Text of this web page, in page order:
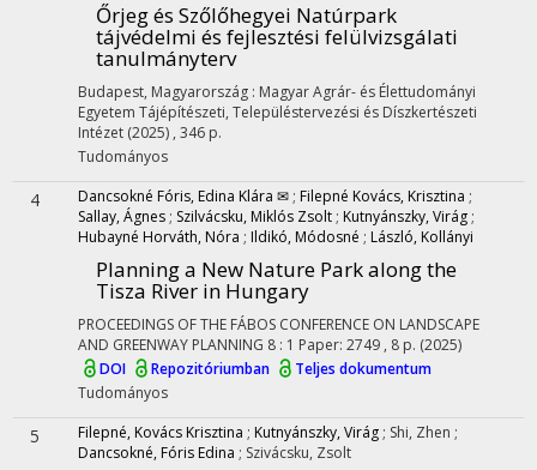
Őrjeg és Szőlőhegyei Natúrpark
tájvédelmi és fejlesztési felülvizsgálati
tanulmányterv
Budapest, Magyarország : Magyar Agrár- és Élettudományi
Egyetem Tájépítészeti, Településtervezési és Díszkertészeti
Intézet (2025) , 346 p.
Tudományos
4 Dancsokné Fóris, Edina Klára ✉ ; Filepné Kovács, Krisztina ;
Sallay, Ágnes ; Szilvácsku, Miklós Zsolt ; Kutnyánszky, Virág ;
Hubayné Horváth, Nóra ; Ildikó, Módosné ; László, Kollányi
Planning a New Nature Park along the
Tisza River in Hungary
PROCEEDINGS OF THE FÁBOS CONFERENCE ON LANDSCAPE
AND GREENWAY PLANNING 8 : 1 Paper: 2749 , 8 p. (2025)
DOI
Repozitóriumban
Teljes dokumentum
Tudományos
5 Filepné, Kovács Krisztina ; Kutnyánszky, Virág ; Shi, Zhen ;
Dancsokné, Fóris Edina ; Szivácsku, Zsolt